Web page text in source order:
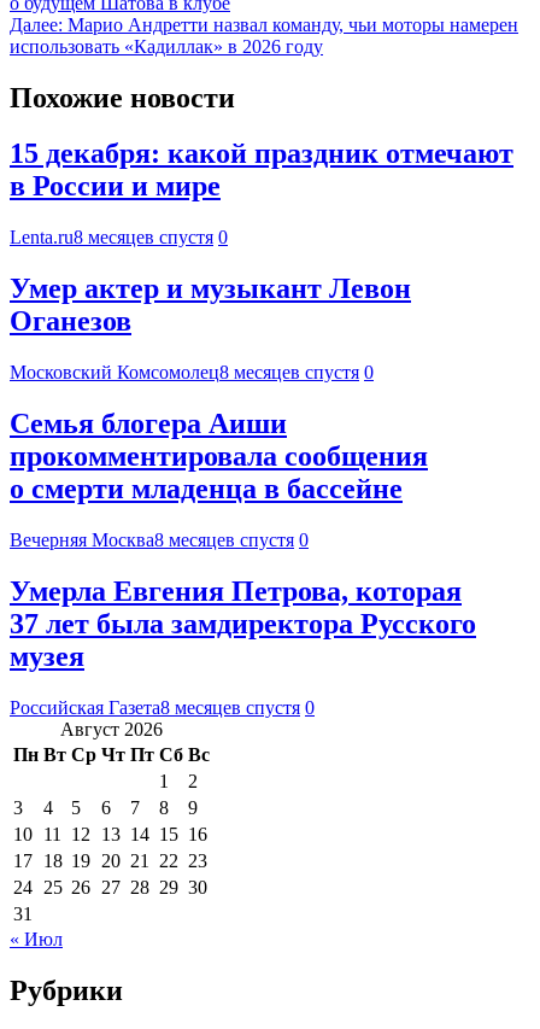
Далее: Марио Андретти назвал команду, чьи моторы намерен
использовать «Кадиллак» в 2026 году
Похожие новости
15 декабря: какой праздник отмечают
в России и мире
Lenta.ru8 месяцев спустя 0
Умер актер и музыкант Левон
Оганезов
Московский Комсомолец8 месяцев спустя 0
Семья блогера Аиши
прокомментировала сообщения
о смерти младенца в бассейне
Вечерняя Москва8 месяцев спустя 0
Умерла Евгения Петрова, которая
37 лет была замдиректора Русского
музея
Российская Газета8 месяцев спустя 0
Август 2026
Пн Вт Ср Чт Пт Сб Вс
1
2
3
4 5 6 7 8
9
10 11 12 13 14 15 16
17 18 19 20 21 22 23
24 25 26 27 28 29 30
31
« Июл
Рубрики